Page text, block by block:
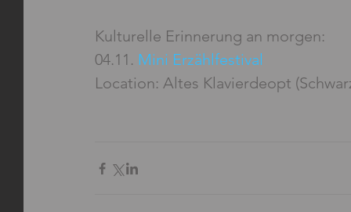
Kulturelle Erinnerung an morgen:
04.11. Mini Erzählfestival
Location: Altes Klavierdeopt